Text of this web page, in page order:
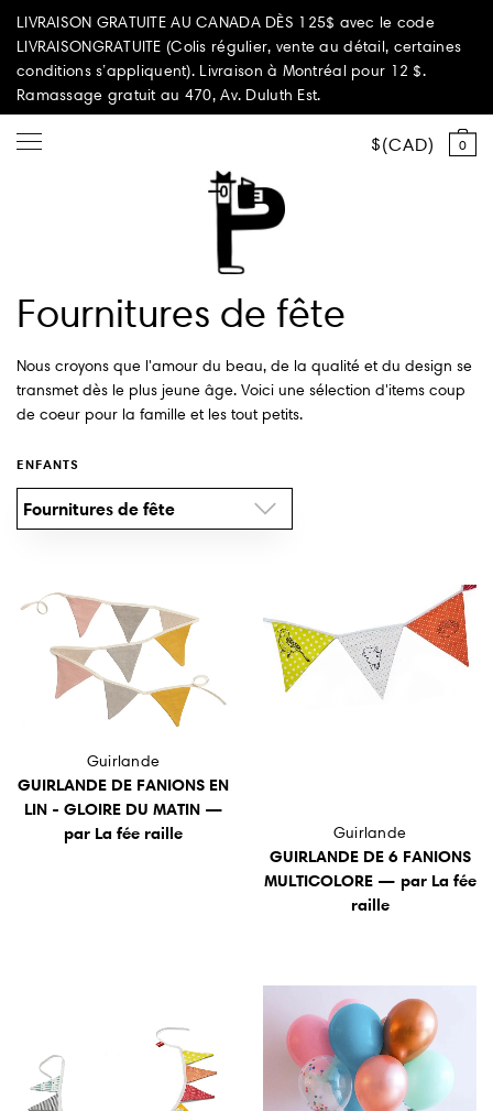
LIVRAISON GRATUITE AU CANADA DÈS 125$ avec le code
LIVRAISONGRATUITE (Colis régulier, vente au détail, certaines
conditions s’appliquent). Livraison à Montréal pour 12 $.
Ramassage gratuit au 470, Av. Duluth Est.
0
CAD
Sélection d'été
Éditions PAPEROLE
Maison et décoration
Artistes
Vente en gros
À propos
Offres d'emploi
Mon compte
Fournitures de fête
Nous croyons que l'amour du beau, de la qualité et du design se
transmet dès le plus jeune âge. Voici une sélection d'items coup
de coeur pour la famille et les tout petits.
ENFANTS
Fournitures de fête
Guirlande
GUIRLANDE DE FANIONS EN
LIN - GLOIRE DU MATIN —
par La fée raille
Guirlande
GUIRLANDE DE 6 FANIONS
MULTICOLORE — par La fée
raille